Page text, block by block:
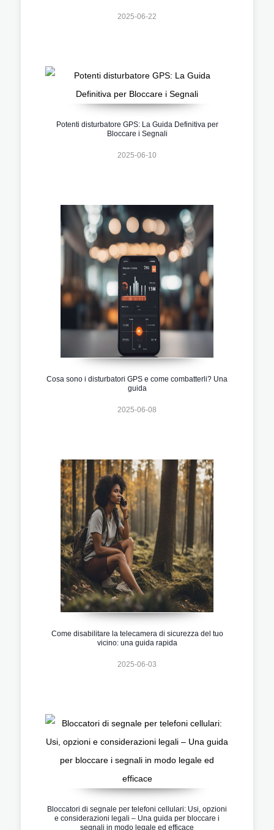
2025-06-22
Potenti disturbatore GPS: La Guida Definitiva per
Bloccare i Segnali
2025-06-10
Cosa sono i disturbatori GPS e come combatterli? Una
guida
2025-06-08
Come disabilitare la telecamera di sicurezza del tuo
vicino: una guida rapida
2025-06-03
Bloccatori di segnale per telefoni cellulari: Usi, opzioni
e considerazioni legali – Una guida per bloccare i
segnali in modo legale ed efficace